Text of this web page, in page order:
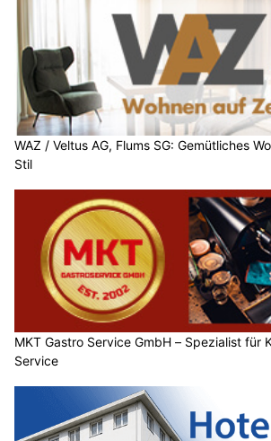
WAZ / Veltus AG, Flums SG: Gemütliches
Stil
MKT Gastro Service GmbH – Spezialist für
Service